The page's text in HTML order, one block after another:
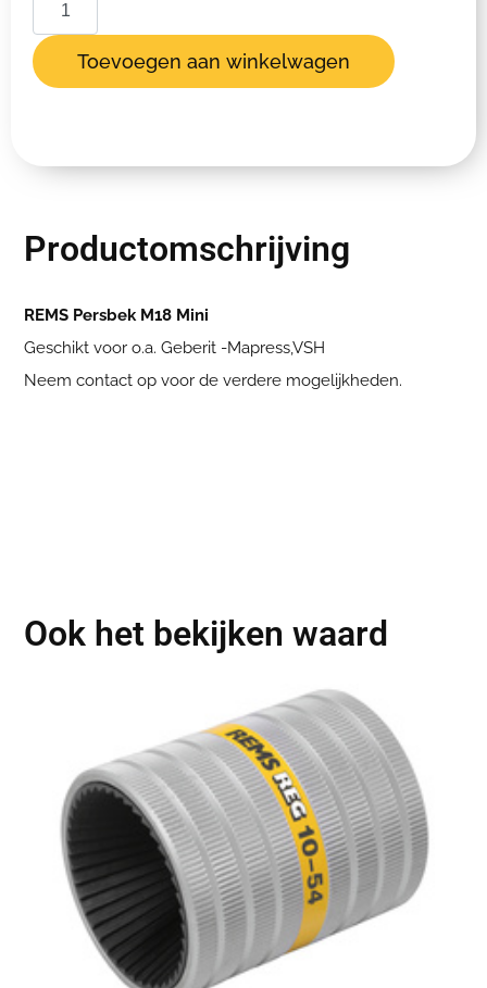
Toevoegen aan winkelwagen
Productomschrijving
REMS Persbek M18 Mini
Geschikt voor o.a. Geberit -Mapress,VSH
Neem contact op voor de verdere mogelijkheden.
Ook het bekijken waard